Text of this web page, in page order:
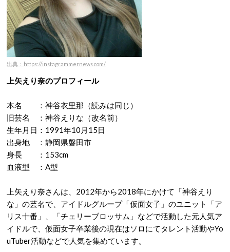
出典：https://instagrammernews.com/
上矢えり奈のプロフィール
本名 ：神谷衣里那（読みは同じ）
旧芸名 ：神谷えりな（改名前）
生年月日：1991年10月15日
出身地 ：静岡県磐田市
身長 ：153cm
血液型 ：A型
上矢えり奈さんは、2012年から2018年にかけて「神谷えり
な」の芸名で、アイドルグループ「仮面女子」のユニット「ア
リス十番」、「チェリーブロッサム」などで活動した元人気ア
イドルで、仮面女子卒業後の現在はソロにてタレント活動やYo
uTuber活動などで人気を集めています。